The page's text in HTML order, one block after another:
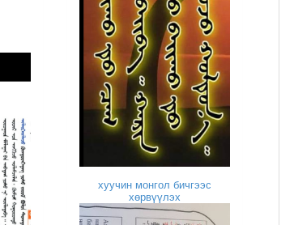
хуучин монгол бичгээс
хөрвүүлэх